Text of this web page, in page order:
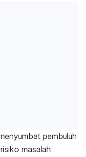
pembuluh
masalah